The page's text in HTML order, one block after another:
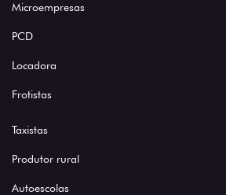
Microempresas
PCD
Locadora
Frotistas
Taxistas
Produtor rural
Autoescolas